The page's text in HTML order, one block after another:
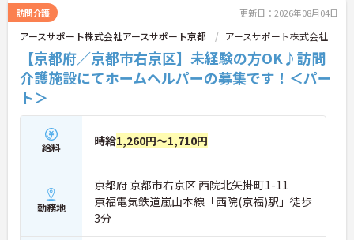
イルで働くことができます。認知症ケアの専門性を
高めたい方にも最適な環境であり、手厚い研修体制
を通じて働きながらスキルアップを目指すことも可
能です。年間17日のリフレッシュ休暇や定年後の再
雇用制度など、長期的にキャリアを描ける福利厚生
も大きな魅力です。
★おすすめPOINT★
働ける環境です】
・毎朝スタッフ全員で情報共有のミーティングを実
施しているため、お客様の変化や業務連絡を細やか
に把握できます。
・困った時もすぐに相談してフォローし合える体制
が整っているので、安心して業務に取り組むことが
期待できます。
訪問介護 更新日：2026年08月04日
アースサポート株式会社アースサポート京都 アースサポート株式会社
【京都府／京都市右京区】未経験の方OK♪訪問
介護施設にてホームヘルパーの募集です！＜パー
ト＞
給料 時給1,260円～1,710円
勤務地
京都府 京都市右京区 西院北矢掛町1-11
京福電気鉄道嵐山本線「西院(京福)駅」徒歩
3分